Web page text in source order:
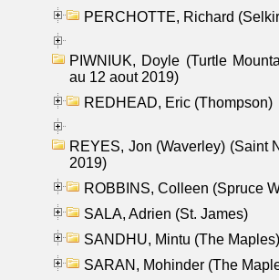
PERCHOTTE, Richard
PIWNIUK, Doyle (Turtle
au 12 aout 2019)
REDHEAD, Eric (Thompson)
REYES, Jon (Waverley) (Saint
2019)
ROBBINS, Colleen (Spruce
SALA, Adrien (St. James)
SANDHU, Mintu (The Maples)
SARAN, Mohinder (The